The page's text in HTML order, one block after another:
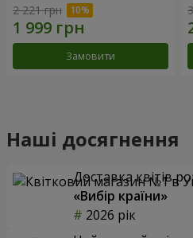
2 221 грн
Замовити
Наші досягнення
Доставка квітів
«Вибір країни»
2026 рік